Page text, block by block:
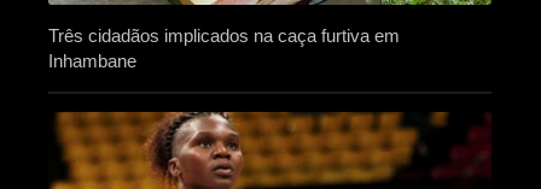
Três cidadãos implicados na caça furtiva em
Inhambane